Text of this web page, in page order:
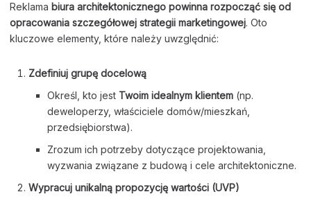
Reklama biura architektonicznego powinna rozpocząć się od
opracowania szczegółowej strategii marketingowej. Oto
kluczowe elementy, które należy uwzględnić:
Zdefiniuj grupę docelową
Określ, kto jest Twoim idealnym klientem (np.
deweloperzy, właściciele domów/mieszkań,
przedsiębiorstwa).
Zrozum ich potrzeby dotyczące projektowania,
wyzwania związane z budową i cele architektoniczne.
Wypracuj unikalną propozycję wartości (UVP)